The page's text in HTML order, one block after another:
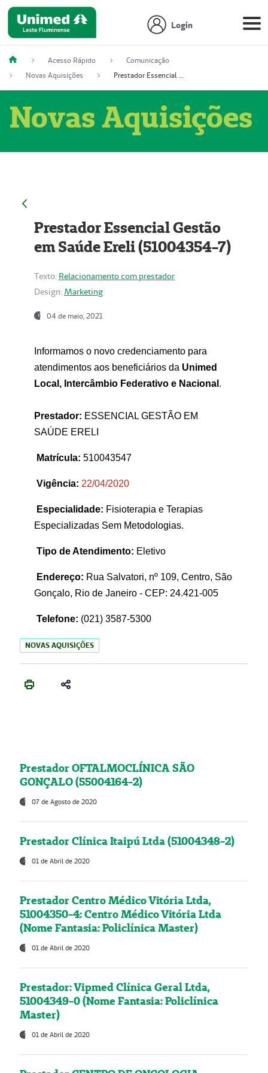
Login
Acesso Rápido
Comunicação
Novas Aquisições
Prestador Essencial Gestão em Saúde Ereli (51004354-7)
Novas Aquisições
Prestador Essencial Gestão
em Saúde Ereli (51004354-7)
Texto: Relacionamento com prestador
Design: Marketing
04 de maio, 2021
Informamos o novo credenciamento para
atendimentos aos beneficiários da Unimed
Local, Intercâmbio Federativo e Nacional .
Prestador: ESSENCIAL GESTÃO EM
SAÚDE ERELI
Matrícula: 510043547
Vigência: 22/04/2020
Especialidade: Fisioterapia e Terapias
Especializadas Sem Metodologias.
Tipo de Atendimento: Eletivo
Endereço: Rua Salvatori, nº 109, Centro, São
Gonçalo, Rio de Janeiro - CEP: 24.421-005
Telefone: (021) 3587-5300
NOVAS AQUISIÇÕES
Prestador OFTALMOCLÍNICA SÃO
GONÇALO (55004164-2)
07 de Agosto de 2020
Prestador Clínica Itaipú Ltda (51004348-2)
01 de Abril de 2020
Prestador Centro Médico Vitória Ltda,
51004350-4: Centro Médico Vitória Ltda
(Nome Fantasia: Policlínica Master)
01 de Abril de 2020
Prestador: Vipmed Clínica Geral Ltda,
51004349-0 (Nome Fantasia: Policlínica
Master)
01 de Abril de 2020